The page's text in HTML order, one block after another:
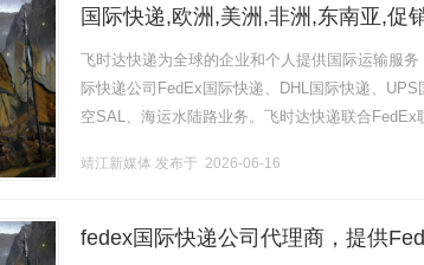
国际快递,欧洲,美洲,非洲,东南亚,促
格
飞时达快递为全球的企业和个人提供国际运输服
际快递公司FedEx国际快递、DHL国际快递、
空SAL、海运水陆路业务。飞时达快递联合
靖江新媒体 发布于 2026-06-16
fedex国际快递公司代理商，提供